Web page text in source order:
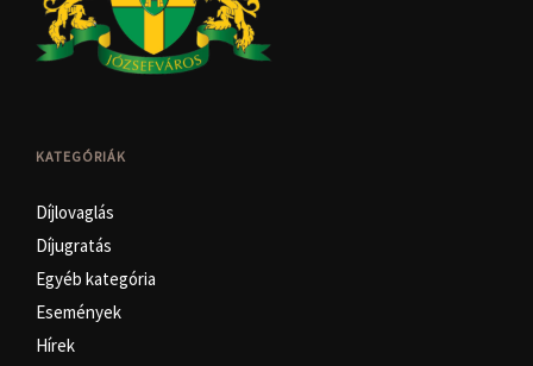
KATEGÓRIÁK
Díjlovaglás
Díjugratás
Egyéb kategória
Események
Hírek